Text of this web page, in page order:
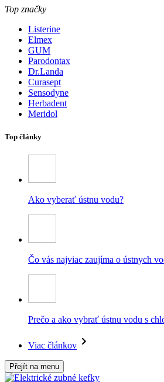
Top značky
Listerine
Elmex
GUM
Parodontax
Dr.Landa
Curasept
Sensodyne
Herbadent
Meridol
Top články
Ako vyberať ústnu vodu?
Čo vás najviac zaujíma o ústnych
Prečo a ako vybrať ústnu vodu s
Viac článkov
Přejít na menu